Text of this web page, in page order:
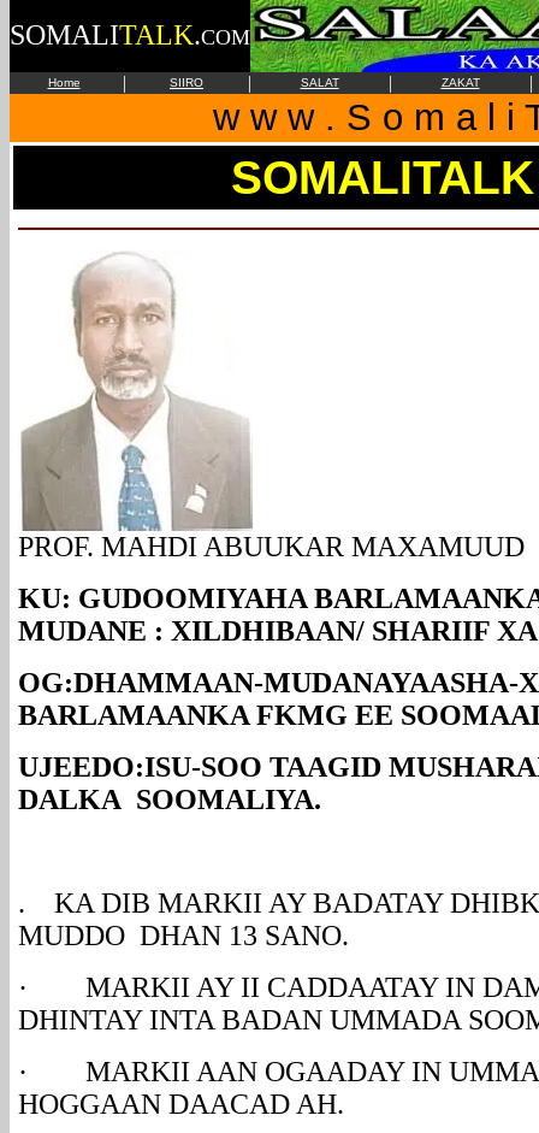
SOMALITALK.COM
Home | SIIRO | SALAT | ZAKAT |
w w w . S o m a l i
SOMALITALK
PROF. MAHDI ABUUKAR MAXAMUUD
KU: GUDOOMIYAHA
MUDANE : XILDHIBAAN/ SHARIIF
OG:DHAMMAAN-MUDANAYAASHA-
BARLAMAANKA FKMG EE
UJEEDO:ISU-SOO TAAGID
DALKA SOOMALIYA.
. KA DIB MARKII AY BADATAY
MUDDO DHAN 13 SANO.
· MARKII AY II CADDAATAY IN
DHINTAY INTA BADAN UMMADA
· MARKII AAN OGAADAY IN
HOGGAAN DAACAD AH.